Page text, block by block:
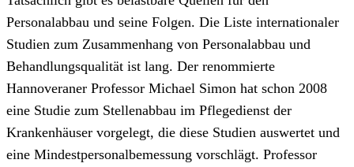
Personalabbau und seine Folgen. Die Liste internationaler
Studien zum Zusammenhang von Personalabbau und
Behandlungsqualität ist lang. Der renommierte
Hannoveraner Professor Michael Simon hat schon 2008
eine Studie zum Stellenabbau im Pflegedienst der
Krankenhäuser vorgelegt, die diese Studien auswertet und
eine Mindestpersonalbemessung vorschlägt. Professor